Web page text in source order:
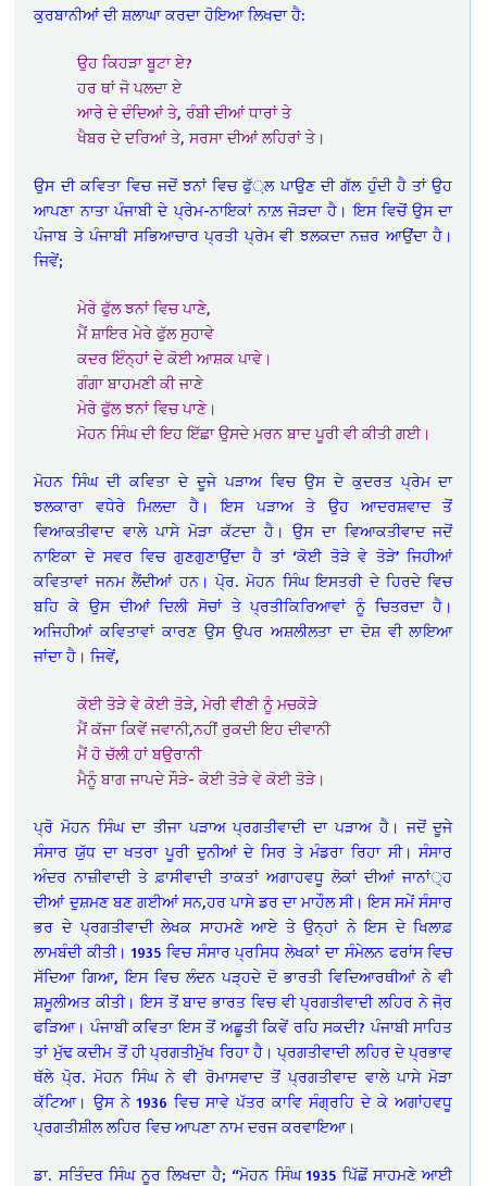
ਕੁਰਬਾਨੀਆਂ ਦੀ ਸ਼ਲਾਘਾ ਕਰਦਾ ਹੋਇਆ ਲਿਖਦਾ ਹੈ:
ਉਹ ਕਿਹੜਾ ਬੂਟਾ ਏ?
ਹਰ ਥਾਂ ਜੋ ਪਲਦਾ ਏ
ਆਰੇ ਦੇ ਦੰਦਿਆਂ ਤੇ, ਰੰਬੀ ਦੀਆਂ ਧਾਰਾਂ ਤੇ
ਖੈਬਰ ਦੇ ਦਰਿਆਂ ਤੇ, ਸਰਸਾ ਦੀਆਂ ਲਹਿਰਾਂ ਤੇ।
ਉਸ ਦੀ ਕਵਿਤਾ ਵਿਚ ਜਦੋਂ ਝਨਾਂ ਵਿਚ ਫੁੱ਼ਲ ਪਾਉਣ ਦੀ ਗੱਲ ਹੁੰਦੀ ਹੈ ਤਾਂ ਉਹ
ਆਪਣਾ ਨਾਤਾ ਪੰਜਾਬੀ ਦੇ ਪ੍ਰੇਮ-ਨਾਇਕਾਂ ਨਾਲ਼ ਜੋੜਦਾ ਹੈ। ਇਸ ਵਿਚੋਂ ਉਸ ਦਾ
ਪੰਜਾਬ ਤੇ ਪੰਜਾਬੀ ਸਭਿਆਚਾਰ ਪ੍ਰਤੀ ਪ੍ਰੇਮ ਵੀ ਝਲਕਦਾ ਨਜ਼ਰ ਆਉਂਦਾ ਹੈ।
ਜਿਵੇਂ;
ਮੇਰੇ ਫੁੱਲ ਝਨਾਂ ਵਿਚ ਪਾਣੇ,
ਮੈਂ ਸ਼ਾਇਰ ਮੇਰੇ ਫੁੱਲ ਸੁਹਾਵੇ
ਕਦਰ ਇੰਨ੍ਹਾਂ ਦੇ ਕੋਈ ਆਸ਼ਕ ਪਾਵੇ।
ਗੰਗਾ ਬਾਹਮਣੀ ਕੀ ਜਾਣੇ
ਮੇਰੇ ਫੁੱਲ ਝਨਾਂ ਵਿਚ ਪਾਣੇ।
ਮੋਹਨ ਸਿੰਘ ਦੀ ਇਹ ਇੱਛਾ ਉਸਦੇ ਮਰਨ ਬਾਦ ਪੂਰੀ ਵੀ ਕੀਤੀ ਗਈ।
ਮੋਹਨ ਸਿੰਘ ਦੀ ਕਵਿਤਾ ਦੇ ਦੂਜੇ ਪੜਾਅ ਵਿਚ ਉਸ ਦੇ ਕੁਦਰਤ ਪ੍ਰੇਮ ਦਾ
ਝਲਕਾਰਾ ਵਧੇਰੇ ਮਿਲਦਾ ਹੈ। ਇਸ ਪੜਾਅ ਤੇ ਉਹ ਆਦਰਸ਼ਵਾਦ ਤੋਂ
ਵਿਆਕਤੀਵਾਦ ਵਾਲੇ ਪਾਸੇ ਮੋੜਾ ਕੱਟਦਾ ਹੈ। ਉਸ ਦਾ ਵਿਆਕਤੀਵਾਦ ਜਦੋਂ
ਨਾਇਕਾ ਦੇ ਸਵਰ ਵਿਚ ਗੁਣਗੁਣਾਉਂਦਾ ਹੈ ਤਾਂ ‘ਕੋਈ ਤੋੜੇ ਵੇ ਤੋੜੇ’ ਜਿਹੀਆਂ
ਕਵਿਤਾਵਾਂ ਜਨਮ ਲੈਂਦੀਆਂ ਹਨ। ਪੋ੍ਰ. ਮੋਹਨ ਸਿੰਘ ਇਸਤਰੀ ਦੇ ਹਿਰਦੇ ਵਿਚ
ਬਹਿ ਕੇ ਉਸ ਦੀਆਂ ਦਿਲੀ ਸੋਚਾਂ ਤੇ ਪ੍ਰਤੀਕਿਰਿਆਵਾਂ ਨੂੰ ਚਿਤਰਦਾ ਹੈ।
ਅਜਿਹੀਆਂ ਕਵਿਤਾਵਾਂ ਕਾਰਣ ਉਸ ਉਪਰ ਅਸ਼ਲੀਲਤਾ ਦਾ ਦੋਸ਼ ਵੀ ਲਾਇਆ
ਜਾਂਦਾ ਹੈ। ਜਿਵੇਂ,
ਕੋਈ ਤੋੜੇ ਵੇ ਕੋਈ ਤੋੜੇ, ਮੇਰੀ ਵੀਣੀ ਨੂੰ ਮਚਕੋੜੇ
ਮੈਂ ਕੱਜਾ ਕਿਵੇਂ ਜਵਾਨੀ,ਨਹੀਂ ਰੁਕਦੀ ਇਹ ਦੀਵਾਨੀ
ਮੈਂ ਹੋ ਚੱਲੀ ਹਾਂ ਬਉਰਾਨੀ
ਮੈਨੂੰ ਬਾਗ ਜਾਪਦੇ ਸੌੜੇ- ਕੋਈ ਤੋੜੇ ਵੇ ਕੋਈ ਤੋੜੇ।
ਪ੍ਰੋ ਮੋਹਨ ਸਿੰਘ ਦਾ ਤੀਜਾ ਪੜਾਅ ਪ੍ਰਗਤੀਵਾਦੀ ਦਾ ਪੜਾਅ ਹੈ। ਜਦੋਂ ਦੂਜੇ
ਸੰਸਾਰ ਯੁੱਧ ਦਾ ਖਤਰਾ ਪੂਰੀ ਦੁਨੀਆਂ ਦੇ ਸਿਰ ਤੇ ਮੰਡਰਾ ਰਿਹਾ ਸੀ। ਸੰਸਾਰ
ਅੰਦਰ ਨਾਜ਼ੀਵਾਦੀ ਤੇ ਫ਼ਾਸੀਵਾਦੀ ਤਾਕਤਾਂ ਅਗਾਹਵਧੂ ਲੋਕਾਂ ਦੀਆਂ ਜਾਨਾਂ੍ਹ
ਦੀਆਂ ਦੁਸ਼ਮਣ ਬਣ ਗਈਆਂ ਸਨ,ਹਰ ਪਾਸੇ ਡਰ ਦਾ ਮਾਹੌਲ ਸੀ। ਇਸ ਸਮੇਂ ਸੰਸਾਰ
ਭਰ ਦੇ ਪ੍ਰਗਤੀਵਾਦੀ ਲੇਖਕ ਸਾਹਮਣੇ ਆਏ ਤੇ ਉਨ੍ਹਾਂ ਨੇ ਇਸ ਦੇ ਖਿਲਾਫ਼
ਲਾਮਬੰਦੀ ਕੀਤੀ। 1935 ਵਿਚ ਸੰਸਾਰ ਪ੍ਰਸਿਧ ਲੇਖਕਾਂ ਦਾ ਸੰਮੇਲਨ ਫਰਾਂਸ ਵਿਚ
ਸੱਦਿਆ ਗਿਆ, ਇਸ ਵਿਚ ਲੰਦਨ ਪੜ੍ਹਦੇ ਦੋ ਭਾਰਤੀ ਵਿਦਿਆਰਥੀਆਂ ਨੇ ਵੀ
ਸ਼ਮੂਲੀਅਤ ਕੀਤੀ। ਇਸ ਤੋਂ ਬਾਦ ਭਾਰਤ ਵਿਚ ਵੀ ਪ੍ਰਗਤੀਵਾਦੀ ਲਹਿਰ ਨੇ ਜੋ਼ਰ
ਫੜਿਆ। ਪੰਜਾਬੀ ਕਵਿਤਾ ਇਸ ਤੋਂ ਅਛੂਤੀ ਕਿਵੇਂ ਰਹਿ ਸਕਦੀ? ਪੰਜਾਬੀ ਸਾਹਿਤ
ਤਾਂ ਮੁੱਢ ਕਦੀਮ ਤੋਂ ਹੀ ਪ੍ਰਗਤੀਮੁੱਖ ਰਿਹਾ ਹੈ। ਪ੍ਰਗਤੀਵਾਦੀ ਲਹਿਰ ਦੇ ਪ੍ਰਭਾਵ
ਥੱਲੇ ਪੋ੍ਰ. ਮੋਹਨ ਸਿੰਘ ਨੇ ਵੀ ਰੋਮਾਸਵਾਦ ਤੋਂ ਪ੍ਰਗਤੀਵਾਦ ਵਾਲੇ ਪਾਸੇ ਮੋੜਾ
ਕੱਟਿਆ। ਉਸ ਨੇ 1936 ਵਿਚ ਸਾਵੇ ਪੱਤਰ ਕਾਵਿ ਸੰਗ੍ਰਹਿ ਦੇ ਕੇ ਅਗਾਂਹਵਧੂ
ਪ੍ਰਗਤੀਸ਼ੀਲ ਲਹਿਰ ਵਿਚ ਆਪਣਾ ਨਾਮ ਦਰਜ ਕਰਵਾਇਆ।
ਡਾ. ਸਤਿੰਦਰ ਸਿੰਘ ਨੂਰ ਲਿਖਦਾ ਹੈ; “ਮੋਹਨ ਸਿੰਘ 1935 ਪਿੱਛੋਂ ਸਾਹਮਣੇ ਆਈ